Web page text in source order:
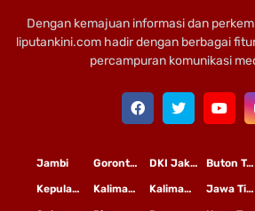
Dengan kemajuan informasi dan
liputankini.com hadir dengan berbagai
percampuran komunikasi
Buton Tengah
DKI Jakarta
Gorontalo
Jambi
Jawa Timur
Kalimantan Tengah
Kalimantan Timur
Kepulauan Riau